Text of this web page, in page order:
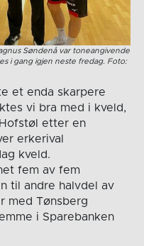
Søndenå var toneangivende
i gang igjen neste fredag. Foto:
et enda skarpere
vi bra med i kveld,
etter en
erkerival
kveld.
fem av fem
til andre halvdel av
med Tønsberg
i Sparebanken